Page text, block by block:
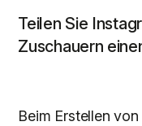
Teilen Sie
Zuschauern
Beim Erstellen